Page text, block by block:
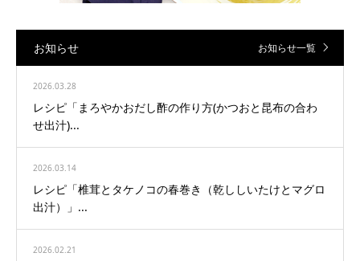
お知らせ お知らせ一覧
2026.03.28
レシピ「まろやかおだし酢の作り方(かつおと昆布の合わ
せ出汁)...
2026.03.14
レシピ「椎茸とタケノコの春巻き（乾ししいたけとマグロ
出汁）」...
2026.02.21